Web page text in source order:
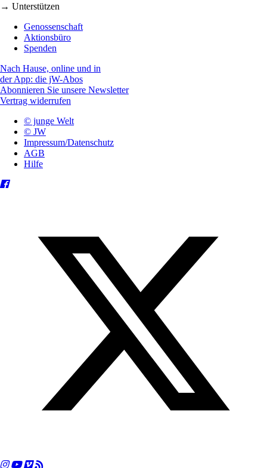
→ Unterstützen
Genossenschaft
Aktionsbüro
Spenden
Nach Hause, online und in
der App: die jW-Abos
Abonnieren Sie unsere Newsletter
Vertrag widerrufen
© junge Welt
© JW
Impressum/Datenschutz
AGB
Hilfe